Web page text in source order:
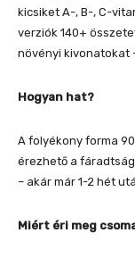
kicsiket A-, B-, C-
verziók 140+
növényi kivonatokat
Hogyan hat?
A folyékony forma
érezhető a
– akár már 1-2 hét
Miért éri meg